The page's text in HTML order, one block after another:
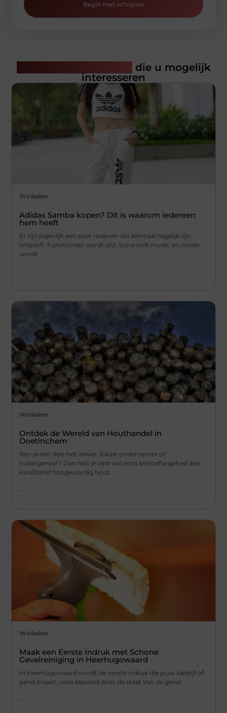
Begin met schrijven
die u mogelijk
interesseren
Winkelen
Adidas Samba kopen? Dit is waarom iedereen
hem heeft
Er zijn eigenlijk een paar redenen die allemaal tegelijk zijn
ontploft. Functioneel wordt stijl, stijl wordt mode, en mode
wordt
...
Winkelen
Ontdek de Wereld van Houthandel in
Doetinchem
Ben je een doe-het-zelver, lokale ondernemer of
huiseigenaar? Dan heb je vast wel eens behoefte gehad aan
kwalitatief hoogwaardig hout.
Winkelen
Maak een Eerste Indruk met Schone
Gevelreiniging in Heerhugowaard
In Heerhugowaard wordt de eerste indruk die jouw bedrijf of
pand maakt, vaak bepaald door de staat van de gevel.
...